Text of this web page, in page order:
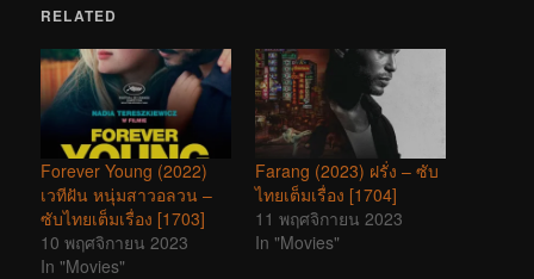
RELATED
Forever Young (2022)
เวทีฝัน หนุ่มสาวอลวน –
ซับไทยเต็มเรื่อง [1703]
10 พฤศจิกายน 2023
In "Movies"
Farang (2023) ฝรั่ง – ซับ
ไทยเต็มเรื่อง [1704]
11 พฤศจิกายน 2023
In "Movies"